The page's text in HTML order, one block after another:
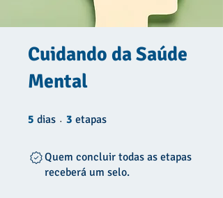
Cuidando da Saúde
Mental
5 dias 5 dias
3 etapas
Quem concluir todas as etapas
receberá um selo.